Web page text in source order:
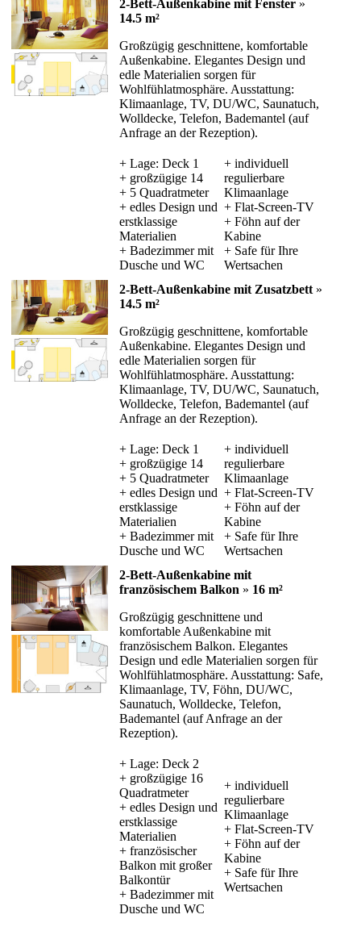
2-Bett-Außenkabine mit Fenster »
14.5 m²
Großzügig geschnittene, komfortable
Außenkabine. Elegantes Design und
edle Materialien sorgen für
Wohlfühlatmosphäre. Ausstattung:
Klimaanlage, TV, DU/WC, Saunatuch,
Wolldecke, Telefon, Bademantel (auf
Anfrage an der Rezeption).
+ Lage: Deck 1
+ großzügige 14
+ 5 Quadratmeter
+ edles Design und
erstklassige
Materialien
+ Badezimmer mit
Dusche und WC
+ individuell
regulierbare
Klimaanlage
+ Flat-Screen-TV
+ Föhn auf der
Kabine
+ Safe für Ihre
Wertsachen
2-Bett-Außenkabine mit Zusatzbett »
14.5 m²
Großzügig geschnittene, komfortable
Außenkabine. Elegantes Design und
edle Materialien sorgen für
Wohlfühlatmosphäre. Ausstattung:
Klimaanlage, TV, DU/WC, Saunatuch,
Wolldecke, Telefon, Bademantel (auf
Anfrage an der Rezeption).
+ Lage: Deck 1
+ großzügige 14
+ 5 Quadratmeter
+ edles Design und
erstklassige
Materialien
+ Badezimmer mit
Dusche und WC
+ individuell
regulierbare
Klimaanlage
+ Flat-Screen-TV
+ Föhn auf der
Kabine
+ Safe für Ihre
Wertsachen
2-Bett-Außenkabine mit
französischem Balkon » 16 m²
Großzügig geschnittene und
komfortable Außenkabine mit
französischem Balkon. Elegantes
Design und edle Materialien sorgen für
Wohlfühlatmosphäre. Ausstattung: Safe,
Klimaanlage, TV, Föhn, DU/WC,
Saunatuch, Wolldecke, Telefon,
Bademantel (auf Anfrage an der
Rezeption).
+ Lage: Deck 2
+ großzügige 16
Quadratmeter
+ edles Design und
erstklassige
Materialien
+ französischer
Balkon mit großer
Balkontür
+ Badezimmer mit
Dusche und WC
+ individuell
regulierbare
Klimaanlage
+ Flat-Screen-TV
+ Föhn auf der
Kabine
+ Safe für Ihre
Wertsachen